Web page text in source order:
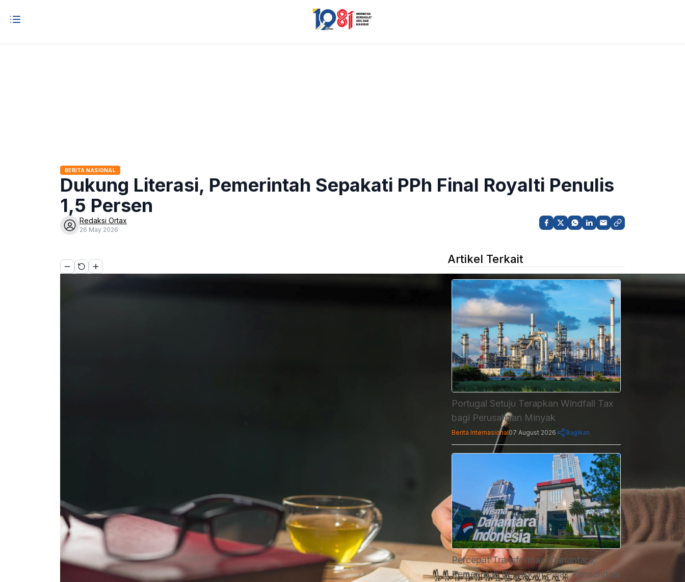
BERITA NASIONAL
Dukung Literasi, Pemerintah Sepakati PPh Final Royalti Penulis
1,5 Persen
Redaksi Ortax
26 May 2026
Artikel Terkait
Portugal Setuju Terapkan Windfall Tax
bagi Perusahaan Minyak
Berita Internasional07 August 2026 Bagikan
Percepat Transformasi Danantara,
Pemerintah Bebaskan Pajak Konsolidasi